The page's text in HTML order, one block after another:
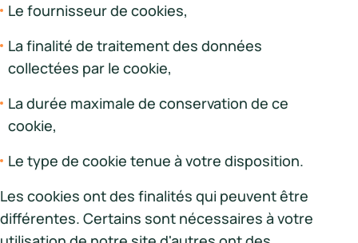
Le fournisseur de cookies,
La finalité de traitement des données
collectées par le cookie,
La durée maximale de conservation de ce
cookie,
Le type de cookie tenue à votre disposition.
Les cookies ont des finalités qui peuvent être
différentes. Certains sont nécessaires à votre